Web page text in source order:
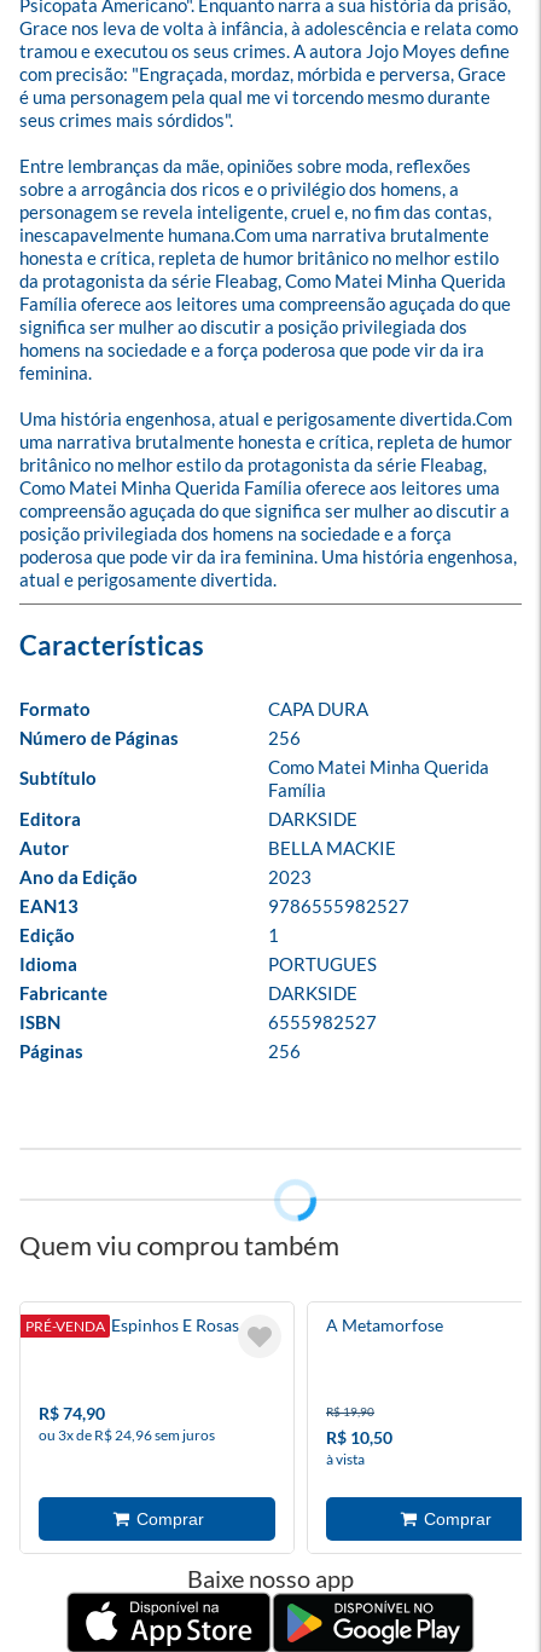
Psicopata Americano". Enquanto narra a sua história da prisão,
Grace nos leva de volta à infância, à adolescência e relata como
tramou e executou os seus crimes. A autora Jojo Moyes define
com precisão: "Engraçada, mordaz, mórbida e perversa, Grace
é uma personagem pela qual me vi torcendo mesmo durante
seus crimes mais sórdidos".
Entre lembranças da mãe, opiniões sobre moda, reflexões
sobre a arrogância dos ricos e o privilégio dos homens, a
personagem se revela inteligente, cruel e, no fim das contas,
inescapavelmente humana.Com uma narrativa brutalmente
honesta e crítica, repleta de humor britânico no melhor estilo
da protagonista da série Fleabag, Como Matei Minha Querida
Família oferece aos leitores uma compreensão aguçada do que
significa ser mulher ao discutir a posição privilegiada dos
homens na sociedade e a força poderosa que pode vir da ira
feminina.
Uma história engenhosa, atual e perigosamente divertida.Com
uma narrativa brutalmente honesta e crítica, repleta de humor
britânico no melhor estilo da protagonista da série Fleabag,
Como Matei Minha Querida Família oferece aos leitores uma
compreensão aguçada do que significa ser mulher ao discutir a
posição privilegiada dos homens na sociedade e a força
poderosa que pode vir da ira feminina. Uma história engenhosa,
atual e perigosamente divertida.
Formato
CAPA DURA
Número de Páginas
256
Subtítulo
Como Matei Minha Querida
Família
Editora
DARKSIDE
Autor
BELLA MACKIE
Ano da Edição
2023
EAN13
9786555982527
Edição
1
Idioma
PORTUGUES
Fabricante
DARKSIDE
ISBN
6555982527
Páginas
256
Quem viu comprou também
PRÉ-VENDA
Corte De Espinhos E Rosas 6
R$ 74,90
ou 3x de R$ 24,96 sem juros
A Metamorfose
R$ 19,90
R$ 10,50
à vista
Baixe nosso app